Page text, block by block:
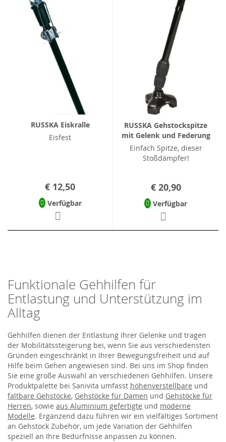
RUSSKA Eiskralle
Eisfest
€ 12,50
Verfügbar
RUSSKA Gehstockspitze
mit Gelenk und Federung
Einfach Spitze, dieser
Stoßdämpfer!
€ 20,90
Verfügbar
Funktionale Gehhilfen für
Entlastung und Unterstützung im
Alltag
Gehhilfen dienen der Entlastung Ihrer Gelenke und tragen
der Mobilitätssteigerung bei, wenn Sie aus verschiedensten
Gründen eingeschränkt in Ihrer Bewegungsfreiheit und auf
Hilfe beim Gehen angewiesen sind. Bei uns im Shop finden
Sie eine große Auswahl an verschiedenen Gehhilfen. Unsere
Produktpalette bei Sanivita umfasst höhenverstellbare und
faltbare Gehstöcke, Gehstöcke für Damen und Gehstöcke für
Herren, sowie aus Aluminium gefertigte und moderne
Modelle. Ergänzend dazu führen wir ein vielfältiges Sortiment
an Gehstock Zubehör, um jede Variation der Gehhilfen
speziell an Ihre Bedürfnisse anpassen zu können.